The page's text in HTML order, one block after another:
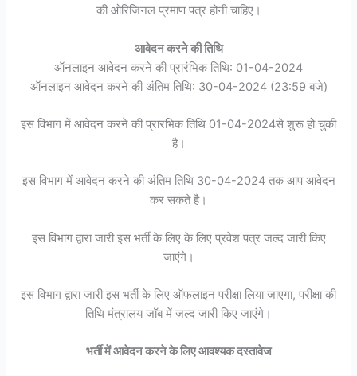
की ओरिजिनल प्रमाण पत्र होनी चाहिए।
आवेदन करने की तिथि
ऑनलाइन आवेदन करने की प्रारंभिक तिथि: 01-04-2024
ऑनलाइन आवेदन करने की अंतिम तिथि: 30-04-2024 (23:59 बजे)
इस विभाग में आवेदन करने की प्रारंभिक तिथि 01-04-2024से शुरू हो चुकी
है।
इस विभाग में आवेदन करने की अंतिम तिथि 30-04-2024 तक आप आवेदन
कर सकते है।
इस विभाग द्वारा जारी इस भर्ती के लिए के लिए प्रवेश पत्र जल्द जारी किए
जाएंगे।
इस विभाग द्वारा जारी इस भर्ती के लिए ऑफलाइन परीक्षा लिया जाएगा, परीक्षा की
तिथि मंत्रालय जॉब में जल्द जारी किए जाएंगे।
भर्ती में आवेदन करने के लिए आवश्यक दस्तावेज